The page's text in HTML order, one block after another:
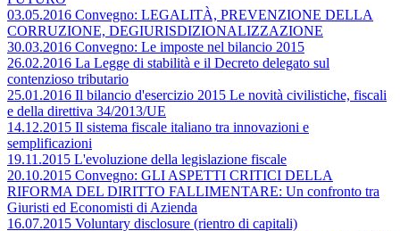
03.05.2016 Convegno: LEGALITÀ, PREVENZIONE DELLA
CORRUZIONE, DEGIURISDIZIONALIZZAZIONE
30.03.2016 Convegno: Le imposte nel bilancio 2015
26.02.2016 La Legge di stabilità e il Decreto delegato sul
contenzioso tributario
25.01.2016 Il bilancio d'esercizio 2015 Le novità civilistiche, fiscali
e della direttiva 34/2013/UE
14.12.2015 Il sistema fiscale italiano tra innovazioni e
semplificazioni
19.11.2015 L'evoluzione della legislazione fiscale
20.10.2015 Convegno: GLI ASPETTI CRITICI DELLA
RIFORMA DEL DIRITTO FALLIMENTARE: Un confronto tra
Giuristi ed Economisti di Azienda
16.07.2015 Voluntary disclosure (rientro di capitali)